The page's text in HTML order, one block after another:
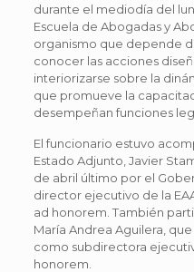
durante el mediodía del
Escuela de Abogadas y
organismo que depende
conocer las acciones
interiorizarse sobre la
que promueve la
desempeñan funciones
El funcionario estuvo
Estado Adjunto, Javier
de abril último por el
director ejecutivo de la
ad honorem. También
María Andrea Aguilera,
como subdirectora
honorem.